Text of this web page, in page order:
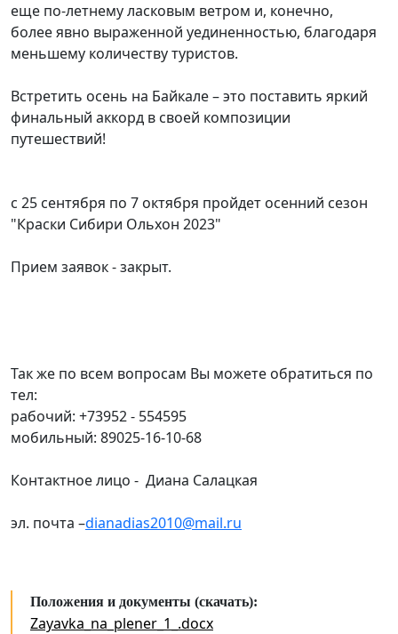
еще по-летнему ласковым ветром и, конечно,
более явно выраженной уединенностью, благодаря
меньшему количеству туристов.
Встретить осень на Байкале – это поставить яркий
финальный аккорд в своей композиции
путешествий!
с 25 сентября по 7 октября пройдет осенний сезон
"Краски Сибири Ольхон 2023"
Прием заявок - закрыт.
Так же по всем вопросам Вы можете обратиться по
тел:
рабочий: +73952 - 554595
мобильный: 89025-16-10-68
Контактное лицо - Диана Салацкая
эл. почта –dianadias2010@mail.ru
Положения и документы (скачать):
Zayavka_na_plener_1_.docx